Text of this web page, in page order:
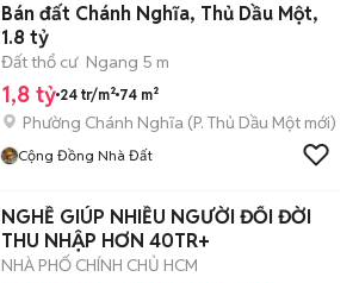
Bán đất Chánh Nghĩa, Thủ Dầu Một,
1.8 tỷ
Đất thổ cư Ngang 5 m
1,8 tỷ 24 tr/m² 74 m²
Phường Chánh Nghĩa (P. Thủ Dầu Một mới)
Cộng Đồng Nhà Đất
NGHỀ GIÚP NHIỀU NGƯỜI ĐỔI ĐỜI
THU NHẬP HƠN 40TR+
NHÀ PHỐ CHÍNH CHỦ HCM